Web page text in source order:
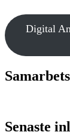
Digital
Senaste